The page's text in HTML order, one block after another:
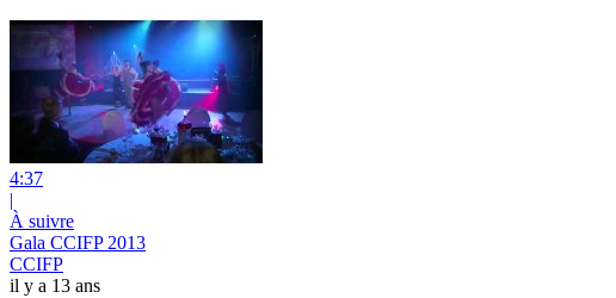
4:37
|
À suivre
Gala CCIFP 2013
CCIFP
il y a 13 ans